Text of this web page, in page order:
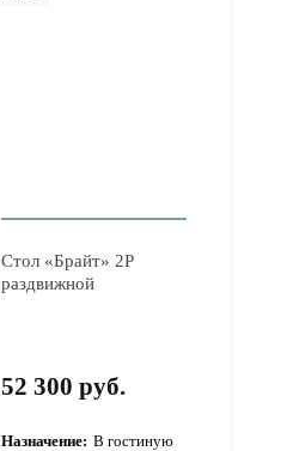
Стол «Брайт» 2Р
раздвижной
52 300 руб.
Назначение: В гостиную